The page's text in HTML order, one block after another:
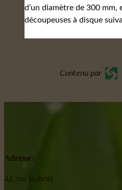
d’un diamètre de 300 mm,
découpeuses à disque
Contenu par
Adresse:
42, rue Gabriel